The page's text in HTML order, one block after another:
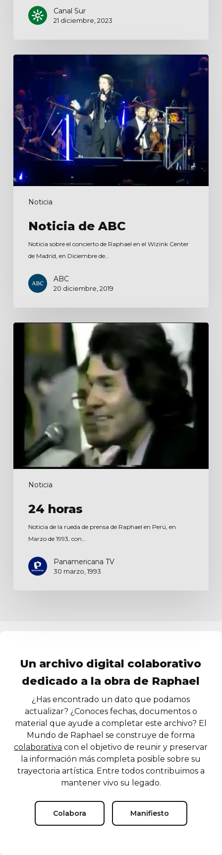
Canal Sur
21 diciembre, 2023
Noticia
Noticia
Noticia de ABC
Noticia sobre el concierto de Raphael en el Wizink Center
de Madrid, en Diciembre de…
ABC
20 diciembre, 2019
Noticia
24
24 horas
Noticia de la rueda de prensa de Raphael en Perú, en
Marzo de 1993, con…
Panamericana TV
30 marzo, 1993
Un archivo digital colaborativo
dedicado a la obra de Raphael
¿Has encontrado un dato que podamos
actualizar? ¿Conoces fechas, documentos o
material que ayude a completar este archivo? El
Mundo de Raphael se construye de forma
colaborativa con el objetivo de reunir y preservar
la información más completa posible sobre su
trayectoria artística. Entre todos contribuimos a
mantener vivo su legado.
Colabora Manifiesto